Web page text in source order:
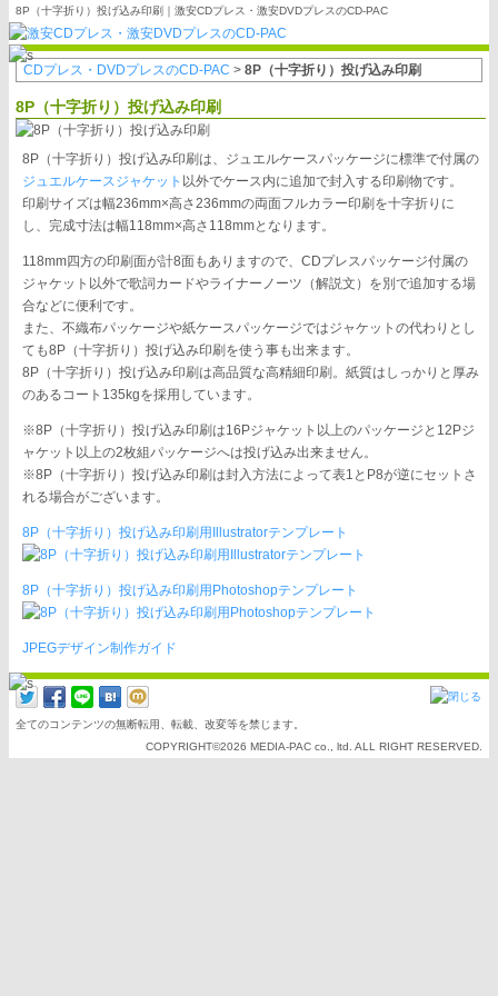
8P（十字折り）投げ込み印刷｜激安CDプレス・激安DVDプレスのCD-PAC
CDプレス・DVDプレスのCD-PAC > 8P（十字折り）投げ込み印刷
8P（十字折り）投げ込み印刷
8P（十字折り）投げ込み印刷は、ジュエルケースパッケージに標準で付属の
ジュエルケースジャケット 以外でケース内に追加で封入する印刷物です。
印刷サイズは幅236mm×高さ236mmの両面フルカラー印刷を十字折りに
し、完成寸法は幅118mm×高さ118mmとなります。
118mm四方の印刷面が計8面もありますので、CDプレスパッケージ付属の
ジャケット以外で歌詞カードやライナーノーツ（解説文）を別で追加する場
合などに便利です。
また、不織布パッケージや紙ケースパッケージではジャケットの代わりとし
ても8P（十字折り）投げ込み印刷を使う事も出来ます。
8P（十字折り）投げ込み印刷は高品質な高精細印刷。紙質はしっかりと厚み
のあるコート135kgを採用しています。
※8P（十字折り）投げ込み印刷は16Pジャケット以上のパッケージと12Pジ
ャケット以上の2枚組パッケージへは投げ込み出来ません。
※8P（十字折り）投げ込み印刷は封入方法によって表1とP8が逆にセットさ
れる場合がございます。
8P（十字折り）投げ込み印刷用Illustratorテンプレート
8P（十字折り）投げ込み印刷用Photoshopテンプレート
JPEGデザイン制作ガイド
全てのコンテンツの無断転用、転載、改変等を禁じます。
COPYRIGHT©2026 MEDIA-PAC co., ltd. ALL RIGHT RESERVED.